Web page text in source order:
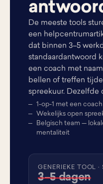
De meeste tools
een
dat binnen 3–5
standaardantwoord
een coach met
bellen of treffen
spreekuur. Dezelfde
1-op-1 met een
Wekelijks open
Belgisch team —
mentaliteit
GENERIEKE TOOL ·
3–5 dagen